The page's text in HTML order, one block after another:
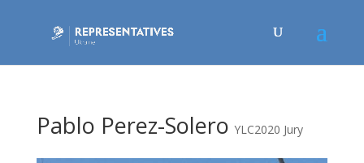
Pablo Perez-Solero YLC2020 Jury